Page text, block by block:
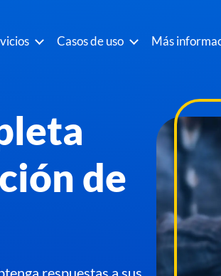
Casos de uso Más
de
respuestas a sus